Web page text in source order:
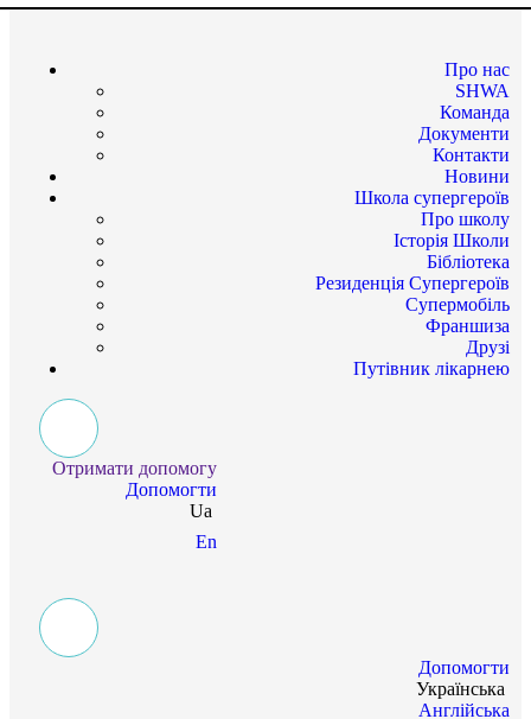
Про нас
SHWA
Команда
Документи
Контакти
Новини
Школа супергероїв
Про школу
Історія Школи
Бібліотека
Резиденція Супергероїв
Супермобіль
Франшиза
Друзі
Путівник лікарнею
Отримати допомогу
Допомогти
Ua
En
Допомогти
Українська
Англійська